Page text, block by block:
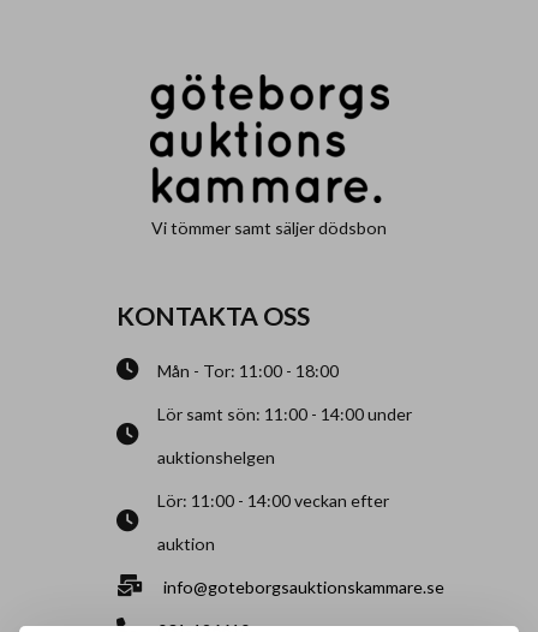
Vi tömmer samt säljer dödsbon
KONTAKTA OSS
Mån - Tor: 11:00 - 18:00
Lör samt sön: 11:00 - 14:00 under
auktionshelgen
Lör: 11:00 - 14:00 veckan efter
auktion
info@goteborgsauktionskammare.se